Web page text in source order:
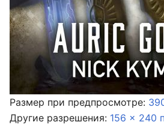
Размер при предпросмотре:
Другие разрешения: 156 × 240